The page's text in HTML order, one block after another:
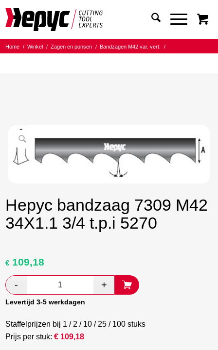
Home / Winkel / Zagen en ponsen / Bandzagen M42 var. vert.
/
Hepyc bandzaag 7309 M42
34X1.1 3/4 t.p.i 5270
Oorspronkelijke
was:
€ 181,97.
€ 109,18
€ 105,54.
Levertijd 3-5 werkdagen
Staffelprijzen bij 1 / 2 / 10 / 25 / 100 stuks
Prijs per stuk:€ 109,18